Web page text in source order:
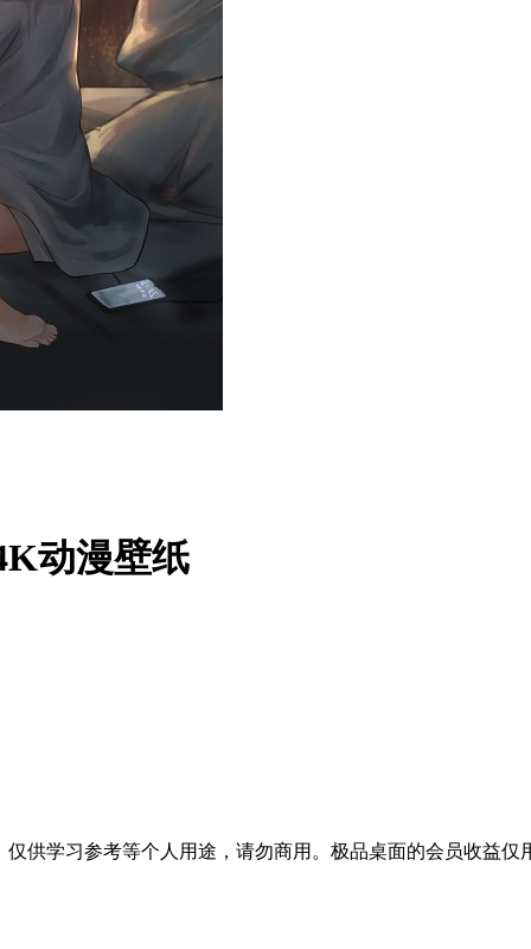
动漫壁纸
供学习参考等个人用途，请勿商用。极品桌面的会员收益